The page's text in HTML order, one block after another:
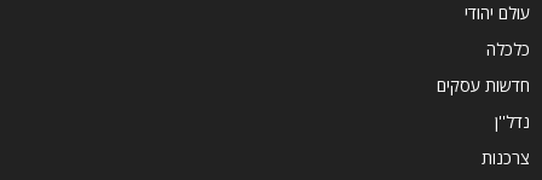
עולם יהודי
כלכלה
חדשות עסקים
נדל''ן
צרכנות